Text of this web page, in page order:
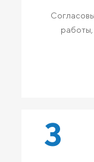
работы,
3